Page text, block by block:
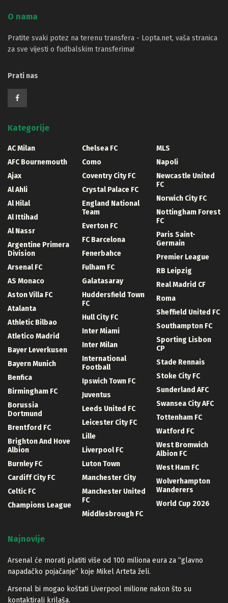
O nama
Pratite svaki potez na terenu transfera - Lopta.net, vaša stranica
za sve vijesti o fudbalskim transferima!
Prati nas
Kategorije
AC Milan
AFC Bournemouth
Ajax
Al Ahli
Al Hilal
Al Ittihad
Al Nassr
Argentine Primera
Division
Arsenal FC
AS Monaco
Aston Villa FC
Atalanta
Athletic Bilbao
Atletico Madrid
Bayer Leverkusen
Bayern Munich
Benfica
Birmingham FC
Borussia
Dortmund
Brentford FC
Brighton And Hove
Albion
Burnley FC
Cardiff City FC
Celtic FC
Champions League
Chelsea FC
Como
Coventry City FC
Crystal Palace FC
England National
Team
Everton FC
FC Barcelona
Fenerbahce
Fulham FC
Galatasaray
Huddersfield Town
FC
Hull City FC
Inter Miami
Inter Milan
International
Football
Ipswich Town FC
Juventus
Leeds United FC
Leicester City FC
Lille
Liverpool FC
Luton Town
Manchester City
Manchester United
FC
Middlesbrough FC
MLS
Napoli
Newcastle United
FC
Norwich City FC
Nottingham Forest
FC
Paris Saint-
Germain
Premier League
RB Leipzig
Real Madrid CF
Roma
Sheffield United FC
Southampton FC
Sporting Lisbon
CP
Stade Rennais
Stoke City FC
Sunderland AFC
Swansea City AFC
Tottenham FC
Watford FC
West Bromwich
Albion FC
West Ham FC
Wolverhampton
Wanderers
World Cup 2026
Najnovije
Arsenal će morati platiti više od 100 miliona eura za “glavno
napadačko pojačanje” koje Mikel Arteta želi.
Arsenal bi mogao koštati Liverpool milione nakon što su
kontaktirali krilaša.